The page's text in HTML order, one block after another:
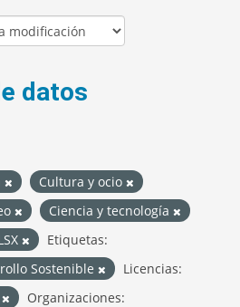
datos
Cultura y ocio
Ciencia y tecnología
Etiquetas:
Sostenible
Licencias:
Organizaciones: